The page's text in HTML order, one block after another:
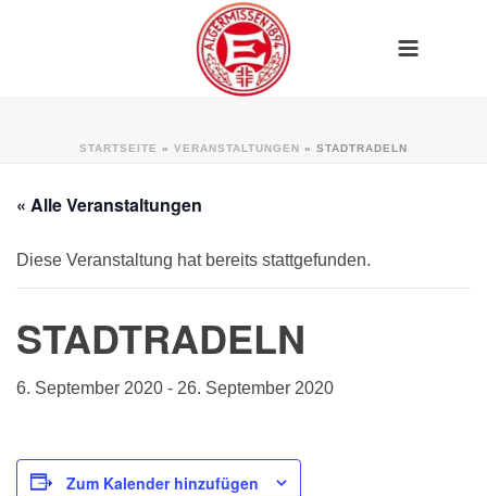
STARTSEITE » VERANSTALTUNGEN » STADTRADELN
« Alle Veranstaltungen
Diese Veranstaltung hat bereits stattgefunden.
STADTRADELN
6. September 2020 - 26. September 2020
Zum Kalender hinzufügen